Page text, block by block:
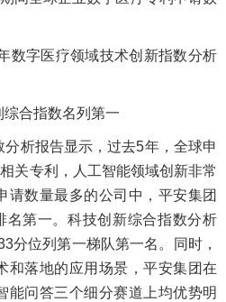
数字医疗领域技术创新指数分析
综合指数名列第一
分析报告显示，过去5年，全球申
关专利，人工智能领域创新非常
请数量最多的公司中，平安集团
名第一。科技创新综合指数分析
分位列第一梯队第一名。同时，
和落地的应用场景，平安集团在
能问答三个细分赛道上均优势明